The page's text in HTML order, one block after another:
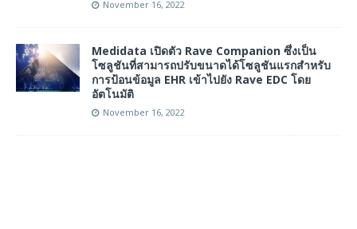
November 16, 2022
Medidata เปิดตัว Rave Companion ซึ่งเป็น
โซลูชันที่สามารถปรับขนาดได้โซลูชันแรกสำหรับ
การป้อนข้อมูล EHR เข้าไปยัง Rave EDC โดย
อัตโนมัติ
November 16, 2022